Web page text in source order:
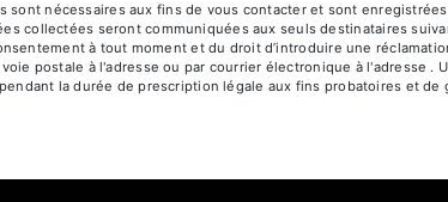
nécessaires aux fins de vous contacter et sont
collectées seront communiquées aux seuls destinataires
à tout moment et du droit d’introduire une
postale à l'adresse ou par courrier électronique à l'adresse
la durée de prescription légale aux fins probatoires et